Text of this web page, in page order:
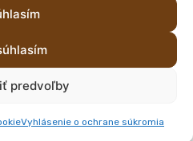
predvoľby
Vyhlásenie o ochrane súkromia
madonan.sk
Tvorba web